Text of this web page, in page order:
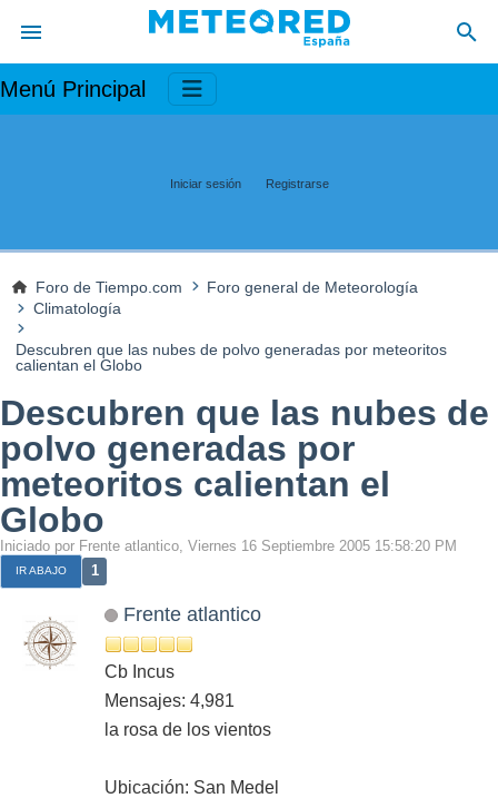
Menú Principal
Iniciar sesión Registrarse
Foro de Tiempo.com
Foro general de Meteorología
Climatología
Descubren que las nubes de polvo generadas por meteoritos
calientan el Globo
Descubren que las nubes de
polvo generadas por
meteoritos calientan el
Globo
Iniciado por Frente atlantico, Viernes 16 Septiembre 2005 15:58:20 PM
IR ABAJO 1
Frente atlantico
Cb Incus
Mensajes: 4,981
la rosa de los vientos
Ubicación: San Medel